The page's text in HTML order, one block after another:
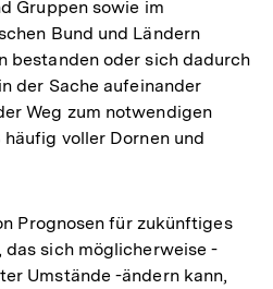
Gruppen sowie im
Bund und Ländern
bestanden oder sich dadurch
der Sache aufeinander
Weg zum notwendigen
voller Dornen und
Prognosen für zukünftiges
sich möglicherweise -
Umstände -ändern kann,